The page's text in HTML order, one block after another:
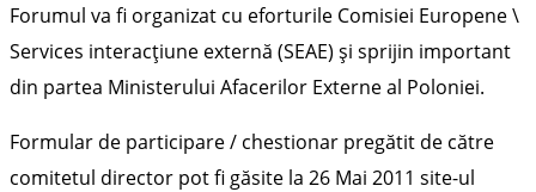
Forumul va fi organizat cu eforturile Comisiei Europene \
Services interacţiune externă (SEAE) şi sprijin important
din partea Ministerului Afacerilor Externe al Poloniei.
Formular de participare / chestionar pregătit de către
comitetul director pot fi găsite la 26 Mai 2011 site-ul